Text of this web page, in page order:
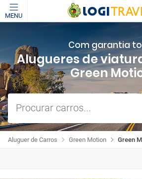
MENU
Com garantia
Alugueres de
Green
Procurar carros...
Green
Green Motion
Aluguer de Carros